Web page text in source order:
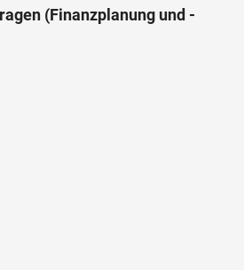
(Finanzplanung und -